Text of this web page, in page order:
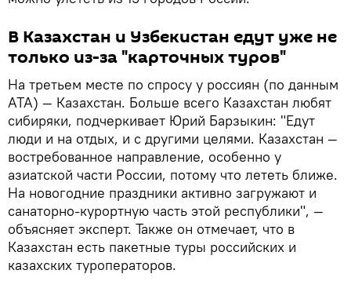
В Казахстан и Узбекистан едут уже не
только из-за "карточных туров"
На третьем месте по спросу у россиян (по данным
АТА) — Казахстан. Больше всего Казахстан любят
сибиряки, подчеркивает Юрий Барзыкин: "Едут
люди и на отдых, и с другими целями. Казахстан —
востребованное направление, особенно у
азиатской части России, потому что лететь ближе.
На новогодние праздники активно загружают и
санаторно-курортную часть этой республики", —
объясняет эксперт. Также он отмечает, что в
Казахстан есть пакетные туры российских и
казахских туроператоров.